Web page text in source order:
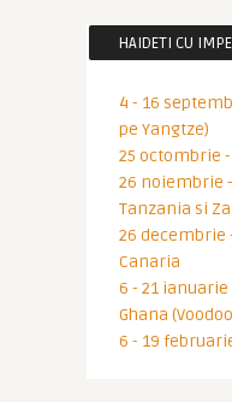
HAIDETI CU
4 - 16
pe Yangtze)
25 octombrie
26 noiembrie
Tanzania si
26 decembrie
Canaria
6 - 21 ianuarie
Ghana
6 - 19